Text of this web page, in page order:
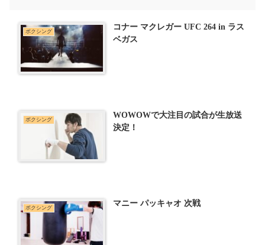
ボクシング
コナー マクレガー UFC 264 in ラス
ベガス
ボクシング
WOWOWで大注目の試合が生放送
決定！
ボクシング マニー パッキャオ 次戦